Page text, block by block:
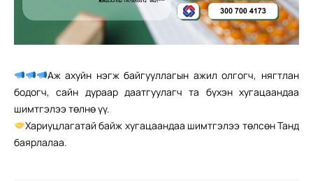
Аж ахуйн нэгж байгууллагын ажил олгогч, нягтлан
бодогч, сайн дураар даатгуулагч та бүхэн хугацаандаа
шимтгэлээ төлнө үү.
Хариуцлагатай байж хугацаандаа шимтгэлээ төлсөн Танд
баярлалаа.